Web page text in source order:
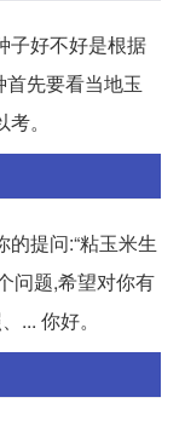
子好不好是根据
先要看当地玉
。
提问:“粘玉米生
问题,希望对你有
... 你好。